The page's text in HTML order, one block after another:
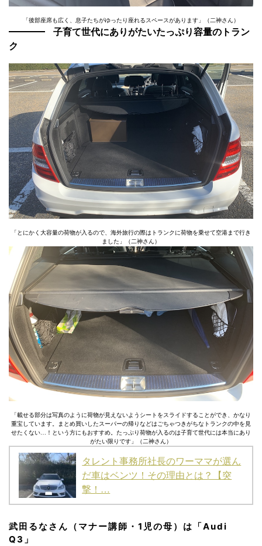
「後部座席も広く、息子たちがゆったり座れるスペースがあります」（二神さん）
子育て世代にありがたいたっぷり容量のトラン
ク
「とにかく大容量の荷物が入るので、海外旅行の際はトランクに荷物を乗せて空港まで行き
ました」（二神さん）
「載せる部分は写真のように荷物が見えないようシートをスライドすることができ、かなり
重宝しています。まとめ買いしたスーパーの帰りなどはごちゃつきがちなトランクの中を見
せたくない…！という方にもおすすめ。たっぷり荷物が入るのは子育て世代には本当にあり
がたい限りです」（二神さん）
タレント事務所社長のワーママが選ん
だ車はベンツ！その理由とは？【突
撃！…
武田るなさん（マナー講師・1児の母）は「Audi
Q3」